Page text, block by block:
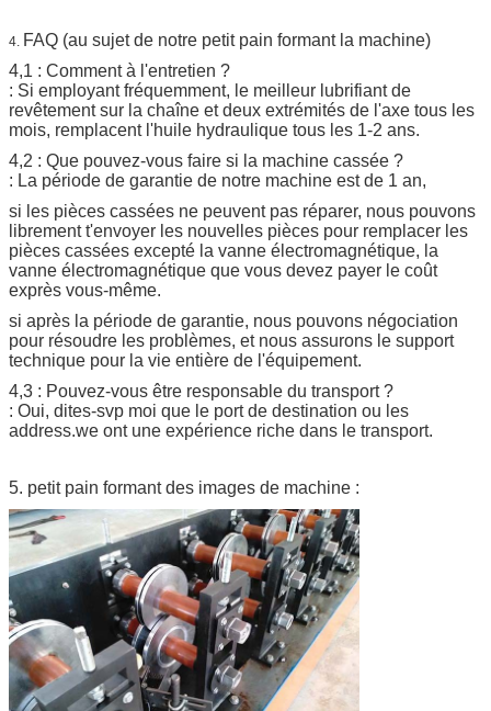
4. FAQ (au sujet de notre petit pain formant la machine)
4,1 : Comment à l'entretien ?
: Si employant fréquemment, le meilleur lubrifiant de
revêtement sur la chaîne et deux extrémités de l'axe tous les
mois, remplacent l'huile hydraulique tous les 1-2 ans.
4,2 : Que pouvez-vous faire si la machine cassée ?
: La période de garantie de notre machine est de 1 an,
si les pièces cassées ne peuvent pas réparer, nous pouvons
librement t'envoyer les nouvelles pièces pour remplacer les
pièces cassées excepté la vanne électromagnétique, la
vanne électromagnétique que vous devez payer le coût
exprès vous-même.
si après la période de garantie, nous pouvons négociation
pour résoudre les problèmes, et nous assurons le support
technique pour la vie entière de l'équipement.
4,3 : Pouvez-vous être responsable du transport ?
: Oui, dites-svp moi que le port de destination ou les
address.we ont une expérience riche dans le transport.
5. petit pain formant des images de machine :